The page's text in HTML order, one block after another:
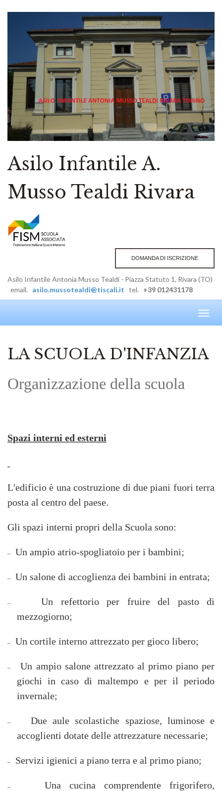
Asilo Infantile A.
Musso Tealdi Rivara
DOMANDA DI ISCRIZIONE
Asilo Infantile Antonia Musso Tealdi - Piazza Statuto 1, Rivara (TO)
email. asilo.mussotealdi@tiscali.it tel. +39 012431178
LA SCUOLA D'INFANZIA
Organizzazione della scuola
Spazi interni ed esterni
L'edificio è una costruzione di due piani fuori terra
posta al centro del paese.
Gli spazi interni propri della Scuola sono:
– Un ampio atrio-spogliatoio per i bambini;
– Un salone di accoglienza dei bambini in entrata;
–
Un refettorio per fruire del pasto di
mezzogiorno;
– Un cortile interno attrezzato per gioco libero;
–
Un ampio salone attrezzato al primo piano per
giochi in caso di maltempo e per il periodo
invernale;
–
Due aule scolastiche spaziose, luminose e
accoglienti dotate delle attrezzature necessarie;
– Servizi igienici a piano terra e al primo piano;
–
Una cucina comprendente frigorifero,